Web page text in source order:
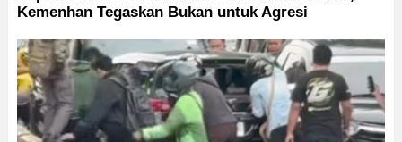
Kemenhan Tegaskan Bukan untuk Agresi